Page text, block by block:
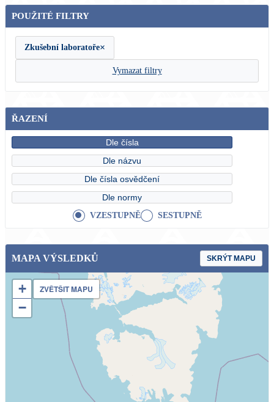
POUŽITÉ FILTRY
Zkušební laboratoře×
Vymazat filtry
ŘAZENÍ
Dle čísla
Dle názvu
Dle čísla osvědčení
Dle normy
VZESTUPNĚ SESTUPNĚ
MAPA VÝSLEDKŮ SKRÝT MAPU
+
−
ZVĚTŠIT MAPU